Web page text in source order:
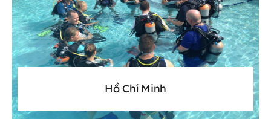
Hồ Chí Minh